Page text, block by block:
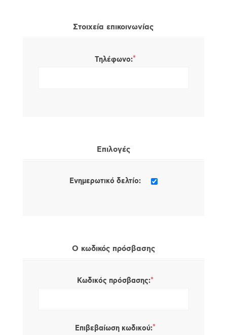
Στοιχεία επικοινωνίας
Τηλέφωνο:*
Επιλογές
Ενημερωτικό δελτίο:
Ο κωδικός πρόσβασης
Κωδικός πρόσβασης:*
Επιβεβαίωση κωδικού:*